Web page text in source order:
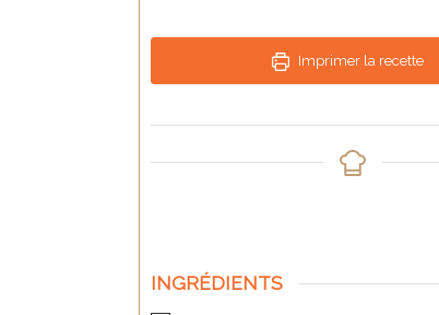
Imprimer la recette
INGRÉDIENTS